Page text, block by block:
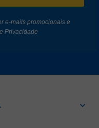
e-mails promocionais e
Privacidade